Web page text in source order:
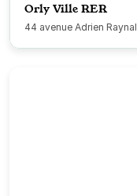
Orly Ville RER
44 avenue Adrien